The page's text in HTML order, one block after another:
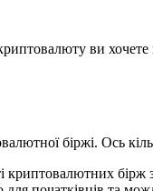
ви
біржі. Ось
криптовалютних